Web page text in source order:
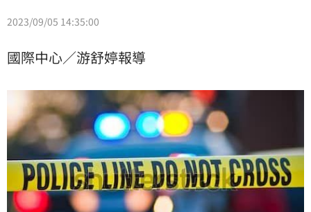
2023/09/05 14:35:00
國際中心／游舒婷報導